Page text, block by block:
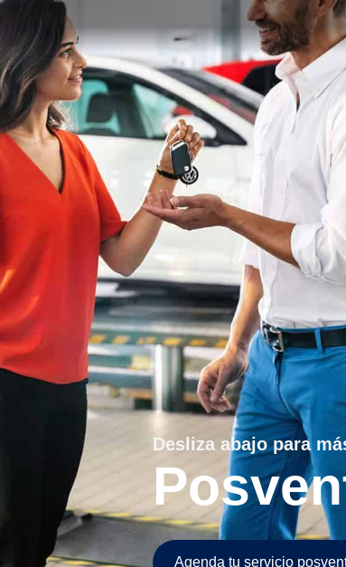
Desliza abajo para
Agenda tu servicio